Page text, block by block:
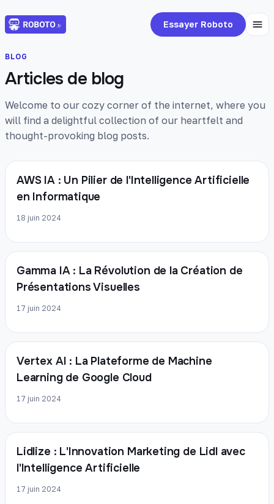
Essayer Roboto
BLOG
Articles de blog
Welcome to our cozy corner of the internet, where you
will find a delightful collection of our heartfelt and
thought-provoking blog posts.
AWS IA : Un Pilier de l'Intelligence Artificielle
en Informatique
18 juin 2024
Gamma IA : La Révolution de la Création de
Présentations Visuelles
17 juin 2024
Vertex AI : La Plateforme de Machine
Learning de Google Cloud
17 juin 2024
Lidlize : L'Innovation Marketing de Lidl avec
l'Intelligence Artificielle
17 juin 2024